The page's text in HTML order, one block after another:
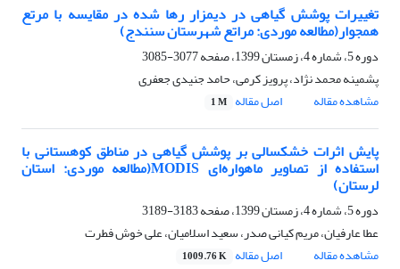
تغییرات پوشش گیاهی در دیمزار رها شده‌ در مقایسه با مرتع
همجوار(مطالعه موردی: مراتع شهرستان سنندج)
دوره 5، شماره 4، زمستان 1399، صفحه
3077-3085
پشمینه محمد نژاد، پرویز کرمی، حامد جنیدی جعفری
مشاهده مقاله
اصل مقاله 1 M
پایش اثرات خشکسالی بر پوشش گیاهی در مناطق کوهستانی با
استفاده از تصاویر ماهواره‌ای MODIS(مطالعه موردی: استان
لرستان)
دوره 5، شماره 4، زمستان 1399، صفحه
3183-3189
عطا عارفیان، مریم کیانی صدر، سعید اسلامیان، علی خوش فطرت
مشاهده مقاله
اصل مقاله 1009.76 K